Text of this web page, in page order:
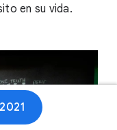
en su vida.